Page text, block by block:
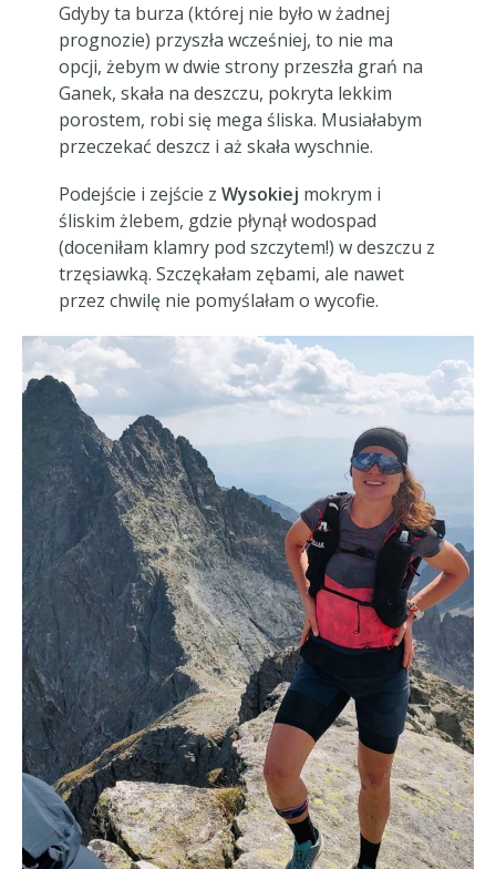
Gdyby ta burza (której nie było w żadnej
prognozie) przyszła wcześniej, to nie ma
opcji, żebym w dwie strony przeszła grań na
Ganek, skała na deszczu, pokryta lekkim
porostem, robi się mega śliska. Musiałabym
przeczekać deszcz i aż skała wyschnie.
Podejście i zejście z Wysokiej mokrym i
śliskim żlebem, gdzie płynął wodospad
(doceniłam klamry pod szczytem!) w deszczu z
trzęsiawką. Szczękałam zębami, ale nawet
przez chwilę nie pomyślałam o wycofie.